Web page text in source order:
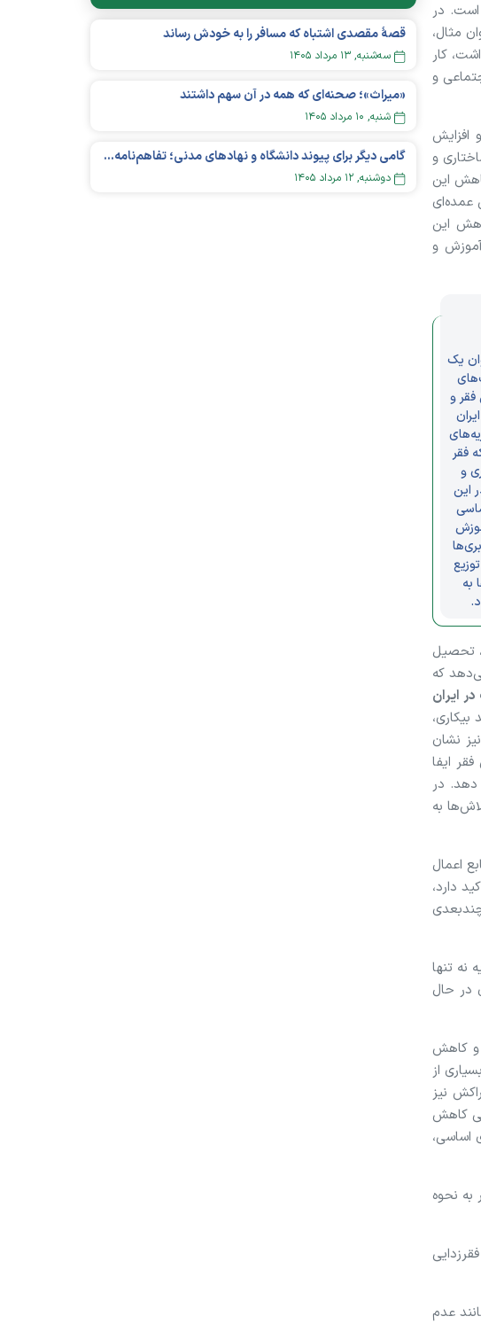
است. در
مثال،
کار
و
افزایش
و
این
عمده‌ای
این
و
یک
و
فقر
و
این
به
تحصیل
که
ایران
نشان
ایفا
دهد. در
به
اعمال
دارد،
نه تنها
در حال
و کاهش
از
نیز
کاهش
اساسی،
به نحوه
عدم
قصهٔ مقصدی اشتباه که مسافر را به خودش رساند
سه‌شنبه, ۱۳ مرداد ۱۴۰۵
«میراث»؛ صحنه‌ای که همه در آن سهم داشتند
شنبه, ۱۰ مرداد ۱۴۰۵
گامی دیگر برای پیوند دانشگاه و نهادهای مدنی؛ تفاهم‌نامه همکاری میان «شبکه ملی» و «دانشگاه هنر ایران» منعقد شد
دوشنبه, ۱۲ مرداد ۱۴۰۵